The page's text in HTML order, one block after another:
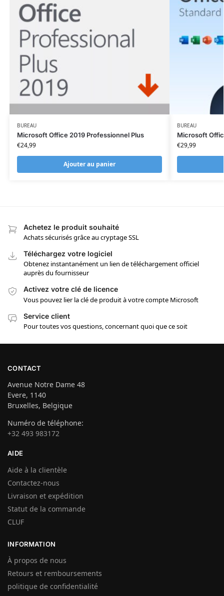
BUREAU
Microsoft Office 2019 Professionnel Plus
€24,99
Ajouter au panier
BUREAU
Microsoft
€29,99
Achetez le produit souhaité
Achats sécurisés grâce au cryptage SSL
Téléchargez votre logiciel
Obtenez instantanément un lien de téléchargement officiel
auprès du fournisseur
Activez votre clé de licence
Vous pouvez lier la clé de produit à votre compte Microsoft
Service client
Pour toutes vos questions, concernant quoi que ce soit
CONTACT
Avenue Notre Dame 48
Evere, 1140
Bruxelles, Belgique
Numéro de téléphone:
+32 493 983172
AIDE
Aide à la clientèle
Contactez-nous
Livraison et expédition
Statut de la commande
CLUF
INFORMATION
À propos de nous
Retours et remboursements
politique de confidentialité